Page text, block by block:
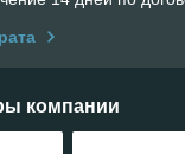
компании